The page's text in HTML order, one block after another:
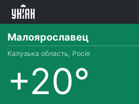
Малоярославец
Калузька область, Росія
+20°